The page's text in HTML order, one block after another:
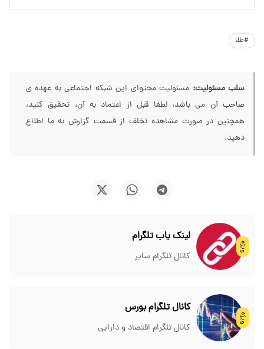
#طلا
سلب مسئولیت: مسئولیت محتوای این شبکه اجتماعی به عهده ی
صاحب آن می باشد، لطفا قبل از اعتماد به آن، تحقیق کنید،
همچنین در صورت مشاهده تخلف از قسمت گزارش به ما اطلاع
دهید.
ویژه
لینک یاب تلگرام
کانال تلگرام سایر
ویژه
کانال تلگرام بورس
کانال تلگرام اقتصاد و دارایی